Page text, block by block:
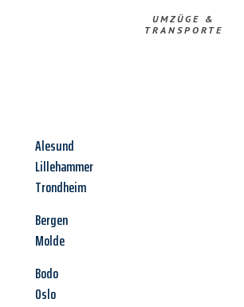
UMZÜGE &
TRANSPORTE
Alesund
Lillehammer
Trondheim
Bergen
Molde
Bodo
Oslo